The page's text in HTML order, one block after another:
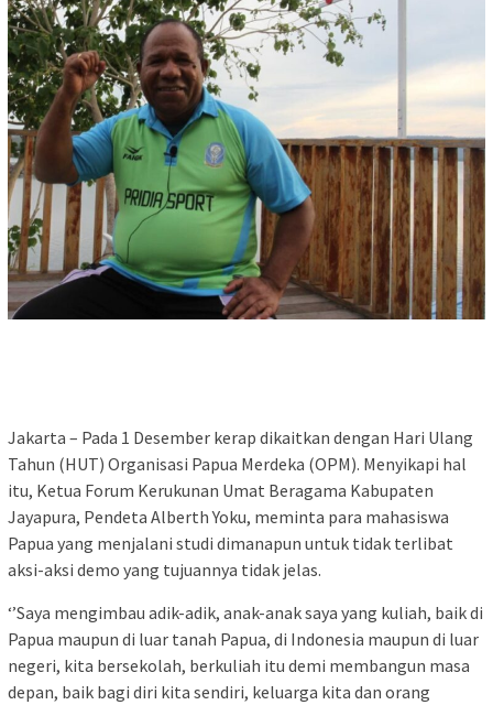
Jakarta – Pada 1 Desember kerap dikaitkan dengan Hari Ulang
Tahun (HUT) Organisasi Papua Merdeka (OPM). Menyikapi hal
itu, Ketua Forum Kerukunan Umat Beragama Kabupaten
Jayapura, Pendeta Alberth Yoku, meminta para mahasiswa
Papua yang menjalani studi dimanapun untuk tidak terlibat
aksi-aksi demo yang tujuannya tidak jelas.
‘’Saya mengimbau adik-adik, anak-anak saya yang kuliah, baik di
Papua maupun di luar tanah Papua, di Indonesia maupun di luar
negeri, kita bersekolah, berkuliah itu demi membangun masa
depan, baik bagi diri kita sendiri, keluarga kita dan orang